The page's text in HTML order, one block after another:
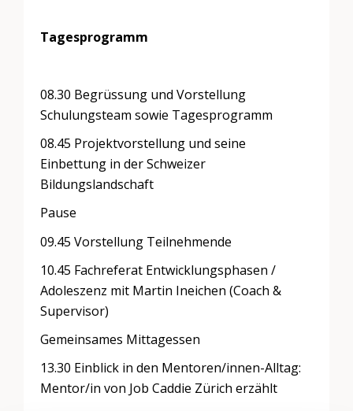
Tagesprogramm
08.30 Begrüssung und Vorstellung
Schulungsteam sowie Tagesprogramm
08.45 Projektvorstellung und seine
Einbettung in der Schweizer
Bildungslandschaft
Pause
09.45 Vorstellung Teilnehmende
10.45 Fachreferat Entwicklungsphasen /
Adoleszenz mit Martin Ineichen (Coach &
Supervisor)
Gemeinsames Mittagessen
13.30 Einblick in den Mentoren/innen-Alltag:
Mentor/in von Job Caddie Zürich erzählt